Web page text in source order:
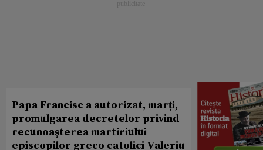
Papa Francisc a autorizat, marți,
promulgarea decretelor privind
recunoaşterea martiriului
episcopilor greco catolici Valeriu